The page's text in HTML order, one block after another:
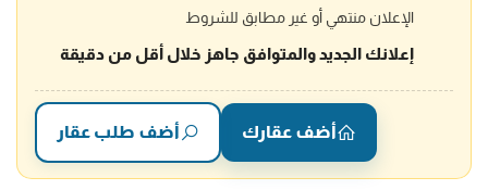
الإعلان منتهي أو غير مطابق للشروط
إعلانك الجديد والمتوافق جاهز خلال أقل من دقيقة
أضف عقارك أضف طلب عقار